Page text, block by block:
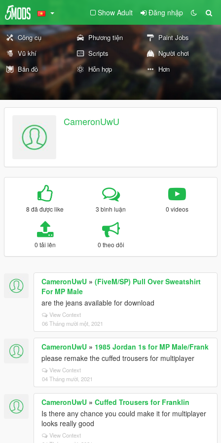
Show Adult Đăng nhập
Công cụ Phương tiện
Paint Jobs
Vũ khí
Scripts
Người chơi
Bản đồ
Hỗn hợp Hơn
CameronUwU
8 đã được like 3 bình luận 0 videos
0 tải lên 0 theo dõi
CameronUwU » (FiveM/SP) Pull Over Sweatshirt
For MP Male
are the jeans available for download
View Context
06 Tháng mười một, 2021
CameronUwU » 1985 Jordan 1s for MP Male/Frank
please remake the cuffed trousers for multiplayer
View Context
04 Tháng mười, 2021
CameronUwU » Cuffed Trousers for Franklin
Is there any chance you could make it for multiplayer
looks really good
View Context